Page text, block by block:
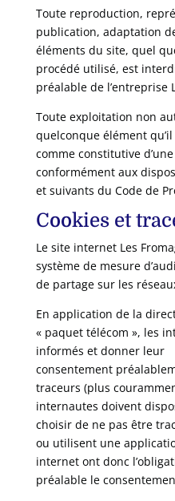
Toute reproduction,
publication, adaptation
éléments du site, quel
procédé utilisé, est
préalable de l’entreprise
Toute exploitation non
quelconque élément
comme constitutive
conformément aux
et suivants du Code de
Cookies et
Le site internet Les
système de mesure
de partage sur les
En application de la
« paquet télécom », les
informés et donner leur
consentement
traceurs (plus
internautes doivent
choisir de ne pas être
ou utilisent une
internet ont donc
préalable le